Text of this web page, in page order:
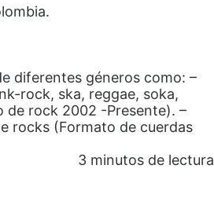
diferentes géneros como: –
rock, ska, reggae, soka,
de rock 2002 -Presente). –
rocks (Formato de cuerdas
3 minutos de lectura